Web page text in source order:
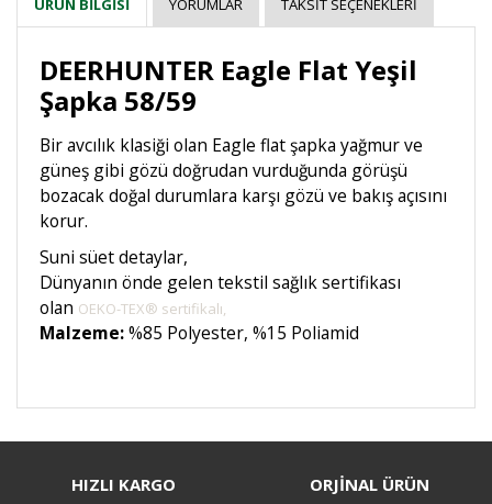
ÜRÜN BILGISI
DEERHUNTER Eagle Flat Yeşil
Şapka 58/59
Bir avcılık klasiği olan Eagle flat şapka yağmur ve
güneş gibi gözü doğrudan vurduğunda görüşü
bozacak doğal durumlara karşı gözü ve bakış açısını
korur.
Suni süet detaylar,
Dünyanın önde gelen tekstil sağlık sertifikası
olan OEKO-TEX® sertifikalı,
Malzeme:%85 Polyester, %15 Poliamid
HIZLI KARGO ORJİNAL ÜRÜN